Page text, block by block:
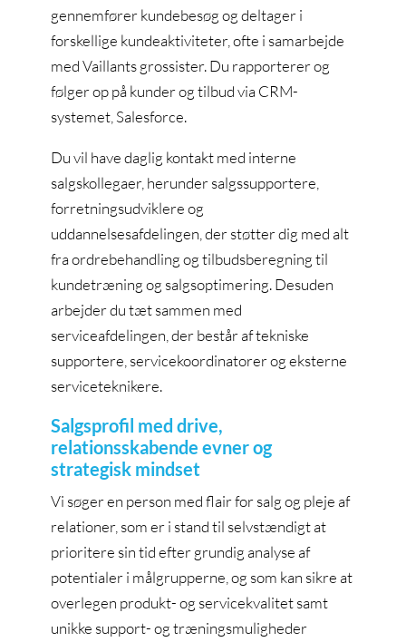
gennemfører kundebesøg og deltager i
forskellige kundeaktiviteter, ofte i samarbejde
med Vaillants grossister. Du rapporterer og
følger op på kunder og tilbud via CRM-
systemet, Salesforce.
Du vil have daglig kontakt med interne
salgskollegaer, herunder salgssupportere,
forretningsudviklere og
uddannelsesafdelingen, der støtter dig med alt
fra ordrebehandling og tilbudsberegning til
kundetræning og salgsoptimering. Desuden
arbejder du tæt sammen med
serviceafdelingen, der består af tekniske
supportere, servicekoordinatorer og eksterne
serviceteknikere.
Salgsprofil med drive,
relationsskabende evner og
strategisk mindset
Vi søger en person med flair for salg og pleje af
relationer, som er i stand til selvstændigt at
prioritere sin tid efter grundig analyse af
potentialer i målgrupperne, og som kan sikre at
overlegen produkt- og servicekvalitet samt
unikke support- og træningsmuligheder